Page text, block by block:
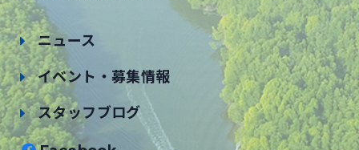
ニュース
イベント・募集情報
スタッフブログ